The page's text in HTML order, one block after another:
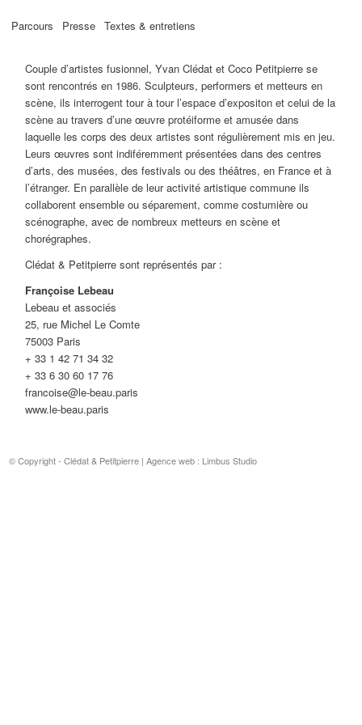
Parcours Presse Textes & entretiens
Couple d’artistes fusionnel, Yvan Clédat et Coco Petitpierre se
sont rencontrés en 1986. Sculpteurs, performers et metteurs en
scène, ils interrogent tour à tour l’espace d’expositon et celui de la
scène au travers d’une œuvre protéiforme et amusée dans
laquelle les corps des deux artistes sont régulièrement mis en jeu.
Leurs œuvres sont indiféremment présentées dans des centres
d’arts, des musées, des festivals ou des théâtres, en France et à
l’étranger. En parallèle de leur activité artistique commune ils
collaborent ensemble ou séparement, comme costumière ou
scénographe, avec de nombreux metteurs en scène et
chorégraphes.
Clédat & Petitpierre sont représentés par :
Françoise Lebeau
Lebeau et associés
25, rue Michel Le Comte
75003 Paris
+ 33 1 42 71 34 32
+ 33 6 30 60 17 76
francoise@le-beau.paris
www.le-beau.paris
© Copyright - Clédat & Petitpierre |Agence web : Limbus Studio